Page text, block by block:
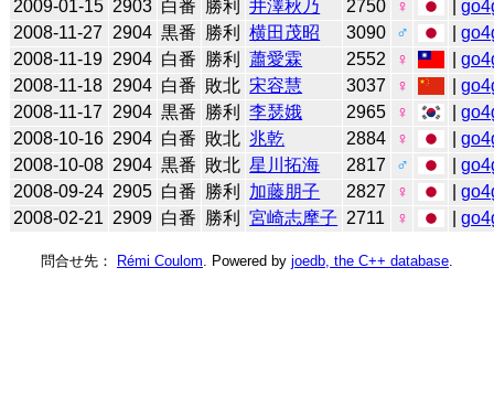
2009-01-15 2903 白番 勝利 井澤秋乃 2750 ♀ |
2008-11-27
2904 黒番 勝利 横田茂昭 3090 ♂ |
2008-11-19 2904 白番 勝利 蕭愛霖 2552 ♀ |
2008-11-18 2904 白番 敗北 宋容慧 3037 ♀ |
2008-11-17
2904 黒番 勝利 李瑟娥 2965 ♀ |
2008-10-16 2904 白番 敗北 兆乾 2884 ♀ |
2008-10-08 2904 黒番 敗北 星川拓海 2817 ♂ |
2008-09-24 2905 白番 勝利 加藤朋子 2827 ♀ |
2008-02-21 2909 白番 勝利 宮崎志摩子 2711 ♀ |
問合せ先： Rémi Coulom . Powered by joedb, the C++ database